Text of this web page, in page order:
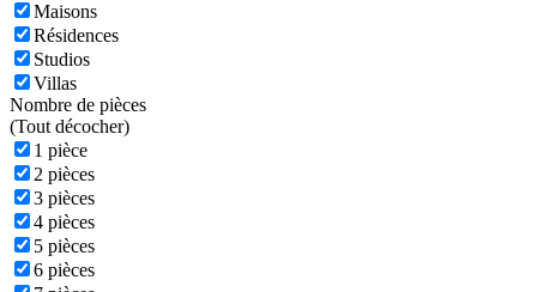
Maisons
Résidences
Studios
Villas
Nombre de pièces
(Tout décocher)
1 pièce
2 pièces
3 pièces
4 pièces
5 pièces
6 pièces